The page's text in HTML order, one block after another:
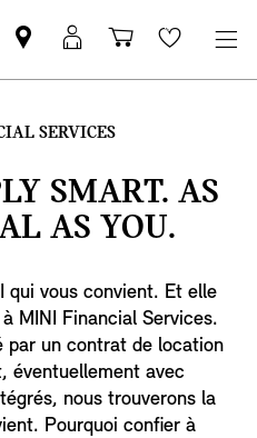
Trouver
un
MINI
MyMini
login
PanierWishlist
SERVICES
SMART. AS
AS YOU.
qui vous convient. Et elle
MINI Financial Services.
par un contrat de location
éventuellement avec
nous trouverons la
Pourquoi confier à